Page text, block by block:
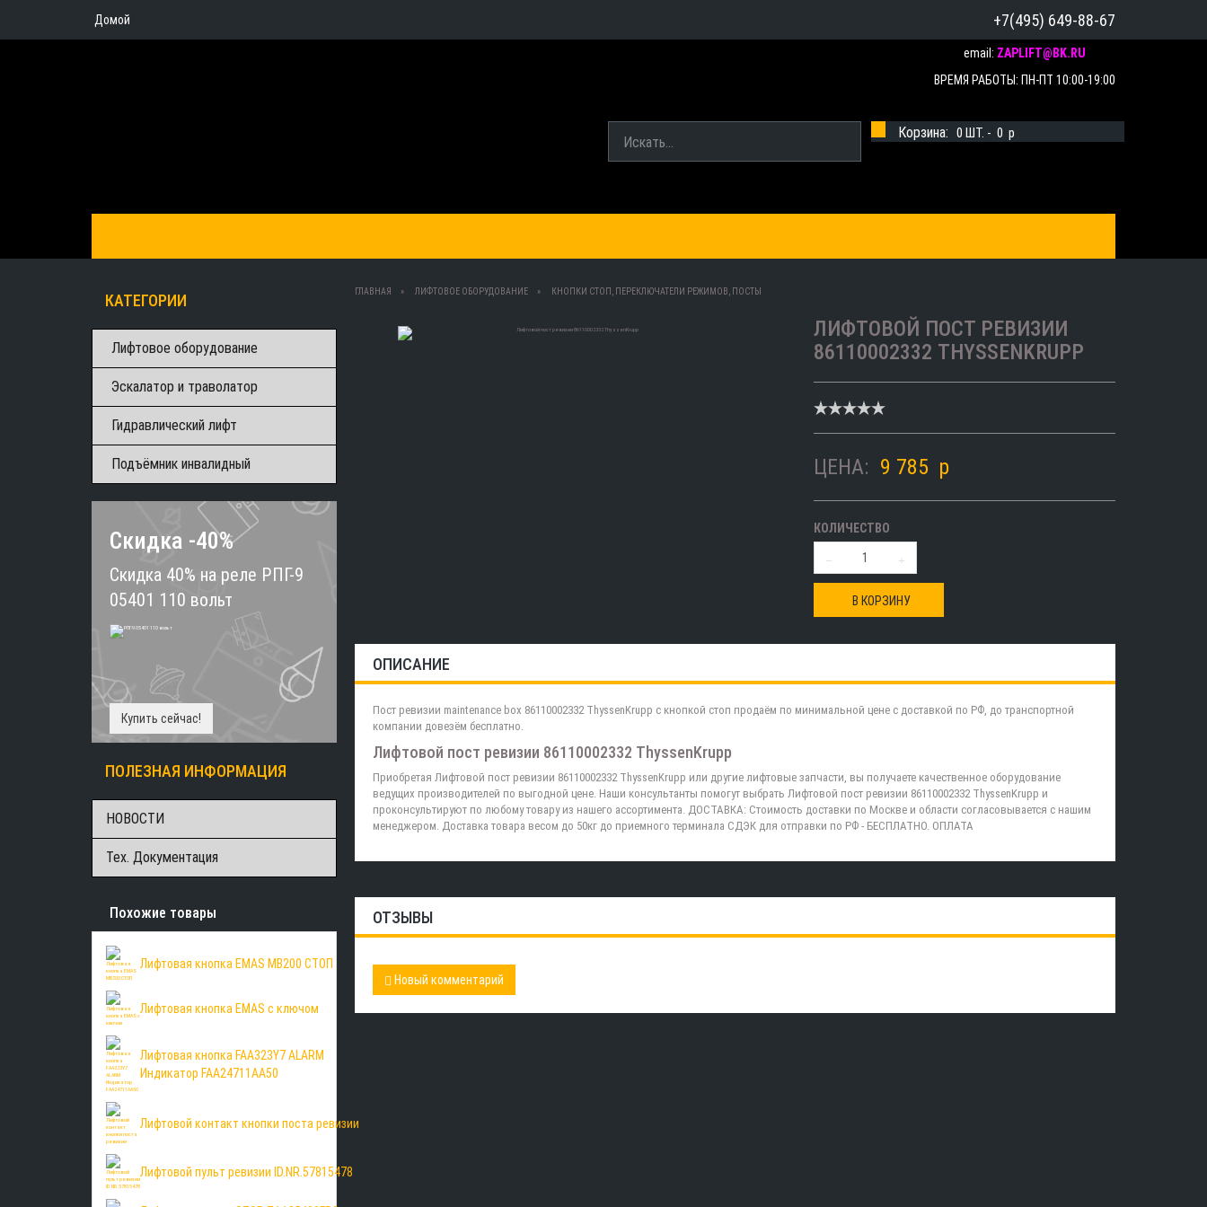
Домой +7(495) 649-88-67
email: ZAPLIFT@BK.RU
ВРЕМЯ РАБОТЫ: ПН-ПТ 10:00-19:00
Корзина: 0 ШТ. - 0 p
КАТЕГОРИИ
Лифтовое оборудование
Эскалатор и траволатор
Гидравлический лифт
Подъёмник инвалидный
Скидка -40%
Скидка 40% на реле РПГ-9
05401 110 вольт
Купить сейчас!
ПОЛЕЗНАЯ ИНФОРМАЦИЯ
НОВОСТИ
Тех. Документация
Похожие товары
Лифтовая кнопка EMAS MB200 СТОП
Лифтовая кнопка EMAS с ключом
Лифтовая кнопка FAA323Y7 ALARM
Индикатор FAA24711AA50
Лифтовой контакт кнопки поста ревизии
Лифтовой пульт ревизии ID.NR.57815478
ГЛАВНАЯ ЛИФТОВОЕ ОБОРУДОВАНИЕ КНОПКИ СТОП, ПЕРЕКЛЮЧАТЕЛИ РЕЖИМОВ, ПОСТЫ
ЛИФТОВОЙ ПОСТ РЕВИЗИИ
86110002332 THYSSENKRUPP
ЦЕНА: 9 785 p
КОЛИЧЕСТВО
В КОРЗИНУ
ОПИСАНИЕ
Пост ревизии maintenance box 86110002332 ThyssenKrupp с кнопкой стоп продаём по минимальной цене с доставкой по РФ, до транспортной
компании довезём бесплатно.
Лифтовой пост ревизии 86110002332 ThyssenKrupp
Приобретая Лифтовой пост ревизии 86110002332 ThyssenKrupp или другие лифтовые запчасти, вы получаете качественное оборудование
ведущих производителей по выгодной цене. Наши консультанты помогут выбрать Лифтовой пост ревизии 86110002332 ThyssenKrupp и
проконсультируют по любому товару из нашего ассортимента. ДОСТАВКА: Стоимость доставки по Москве и области согласовывается с нашим
менеджером. Доставка товара весом до 50кг до приемного терминала СДЭК для отправки по РФ - БЕСПЛАТНО. ОПЛАТА
ОТЗЫВЫ
Новый комментарий